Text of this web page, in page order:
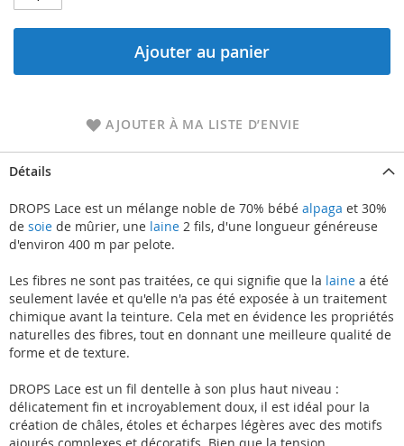
Ajouter au panier
AJOUTER À MA LISTE D’ENVIE
Détails
DROPS Lace est un mélange noble de 70% bébé alpaga et 30%
de soie de mûrier, une laine 2 fils, d'une longueur généreuse
d'environ 400 m par pelote.
Les fibres ne sont pas traitées, ce qui signifie que la laine a été
seulement lavée et qu'elle n'a pas été exposée à un traitement
chimique avant la teinture. Cela met en évidence les propriétés
naturelles des fibres, tout en donnant une meilleure qualité de
forme et de texture.
DROPS Lace est un fil dentelle à son plus haut niveau :
délicatement fin et incroyablement doux, il est idéal pour la
création de châles, étoles et écharpes légères avec des motifs